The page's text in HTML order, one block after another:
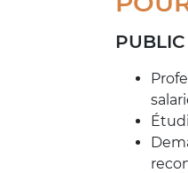
PUBLIC